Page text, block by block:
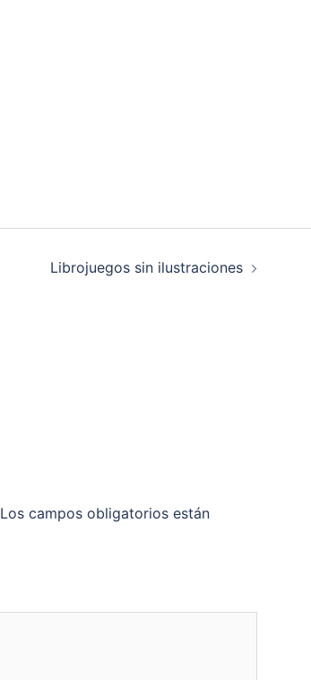
Librojuegos sin ilustraciones
Los campos obligatorios están